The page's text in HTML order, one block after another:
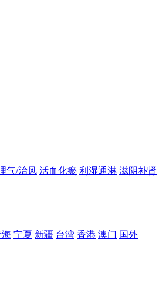
气/治风 活血化瘀 利湿通淋 滋阴补肾
海 宁夏 新疆 台湾 香港 澳门 国外